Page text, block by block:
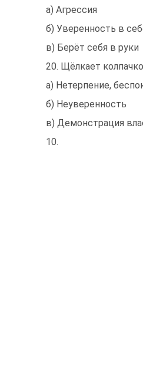
а) Агрессия
б) Уверенность в
в) Берёт себя в руки
20. Щёлкает
а) Нетерпение,
б) Неуверенность
в) Демонстрация
10.